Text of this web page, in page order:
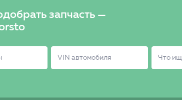
запчасть —